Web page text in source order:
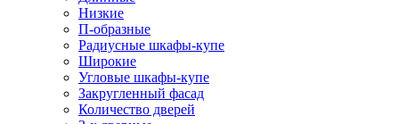
Низкие
П-образные
Радиусные шкафы-купе
Широкие
Угловые шкафы-купе
Закругленный фасад
Количество дверей